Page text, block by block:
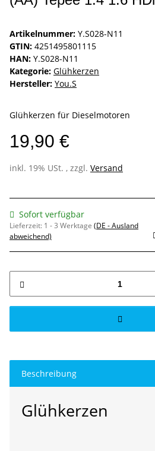
Artikelnummer: Y.S028-N11
GTIN: 4251495801115
HAN: Y.S028-N11
Kategorie: Glühkerzen
Hersteller: You.S
Glühkerzen für Dieselmotoren
19,90 €
inkl. 19% USt. , zzgl. Versand
Sofort verfügbar
Lieferzeit: 1 - 3 Werktage (DE - Ausland
abweichend)
Beschreibung
Glühkerzen